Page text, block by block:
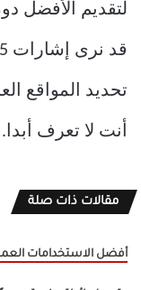
لتقديم الأفضل
أنت لا تعرف أبدا.
مقالات ذات صلة